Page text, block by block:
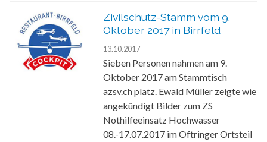
Zivilschutz-Stamm vom 9.
Oktober 2017 in Birrfeld
13.10.2017
Sieben Personen nahmen am 9.
Oktober 2017 am Stammtisch
azsv.ch platz. Ewald Müller zeigte wie
angekündigt Bilder zum ZS
Nothilfeeinsatz Hochwasser
08.-17.07.2017 im Oftringer Ortsteil